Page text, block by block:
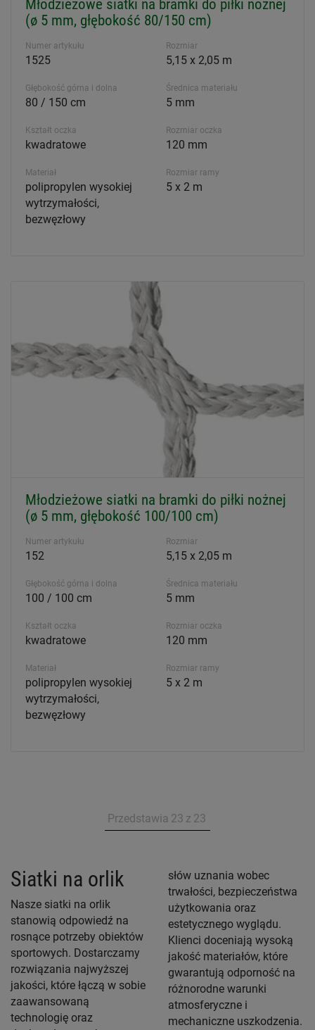
Młodzieżowe siatki na bramki do piłki nożnej
(ø 5 mm, głębokość 80/150 cm)
Numer artykułu
1525
Rozmiar
5,15 x 2,05 m
Głębokość górna i dolna
80 / 150 cm
Średnica materiału
5 mm
Kształt oczka
kwadratowe
Rozmiar oczka
120 mm
Materiał
polipropylen wysokiej
wytrzymałości,
bezwęzłowy
Rozmiar ramy
5 x 2 m
Młodzieżowe siatki na bramki do piłki nożnej
(ø 5 mm, głębokość 100/100 cm)
Numer artykułu
152
Rozmiar
5,15 x 2,05 m
Głębokość górna i dolna
100 / 100 cm
Średnica materiału
5 mm
Kształt oczka
kwadratowe
Rozmiar oczka
120 mm
Materiał
polipropylen wysokiej
wytrzymałości,
bezwęzłowy
Rozmiar ramy
5 x 2 m
Przedstawia 23 z 23
Siatki na orlik
Nasze siatki na orlik
stanowią odpowiedź na
rosnące potrzeby obiektów
sportowych. Dostarczamy
rozwiązania najwyższej
jakości, które łączą w sobie
zaawansowaną
technologię oraz
słów uznania wobec
trwałości, bezpieczeństwa
użytkowania oraz
estetycznego wyglądu.
Klienci doceniają wysoką
jakość materiałów, które
gwarantują odporność na
różnorodne warunki
atmosferyczne i
mechaniczne uszkodzenia.